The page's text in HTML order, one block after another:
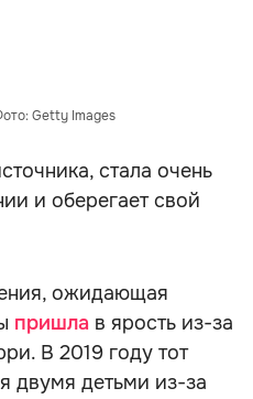
Getty Images
стала очень
и оберегает свой
ожидающая
пришла в ярость из-за
В 2019 году тот
двумя детьми из-за